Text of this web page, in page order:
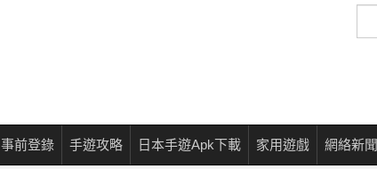
尋
事前登錄 手遊攻略 日本手遊Apk下載 家用遊戲 網絡新聞